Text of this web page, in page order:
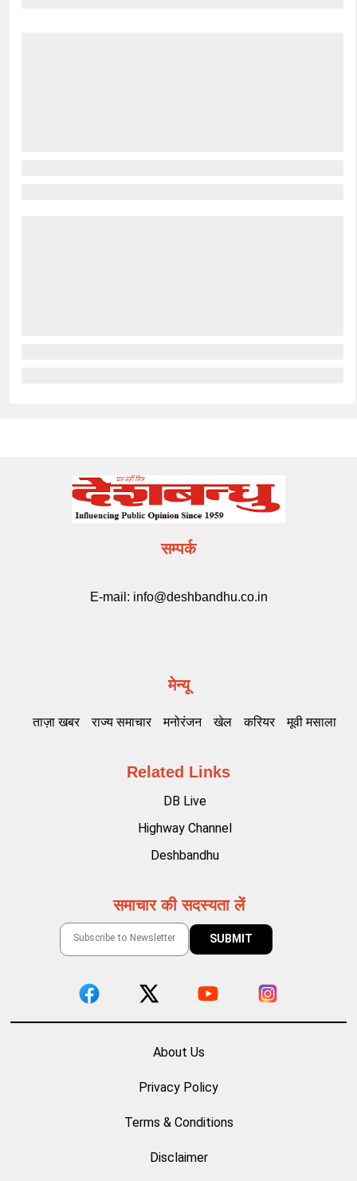
सम्पर्क
E-mail: info@deshbandhu.co.in
मेन्यू
ताज़ा खबर राज्य समाचार मनोरंजन खेल करियर मूवी मसाला
Related Links
DB Live
Highway Channel
Deshbandhu
समाचार की सदस्यता लें
About Us
Privacy Policy
Terms & Conditions
Disclaimer